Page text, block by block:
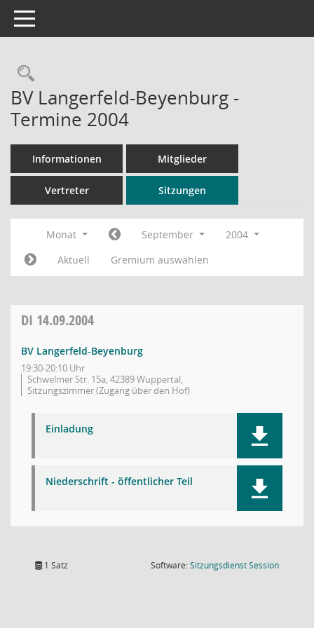
Toggle navigation
Rechercheauswahl
BV Langerfeld-Beyenburg -
Termine 2004
Informationen Mitglieder
Vertreter Sitzungen
Monat September
2004
Aktuell
Gremium auswählen
DI 14.09.2004
BV Langerfeld-Beyenburg
19:30-20:10 Uhr
Schwelmer Str. 15a, 42389 Wuppertal,
Sitzungszimmer (Zugang über den Hof)
Einladung
Niederschrift - öffentlicher Teil
1 Satz Software:SitzungsdienstSession(Wird in